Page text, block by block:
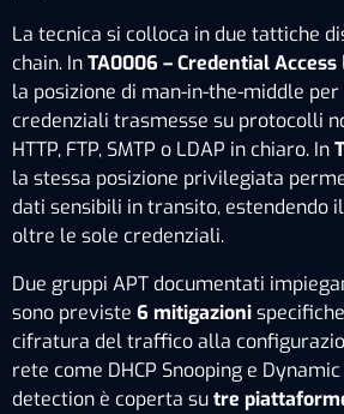
La tecnica si colloca in due tattiche
chain. InTA0006 – Credential Access
la posizione di man-in-the-middle
credenziali trasmesse su protocolli
HTTP, FTP, SMTP o LDAP in chiaro. In
la stessa posizione privilegiata
dati sensibili in transito, estendendo
oltre le sole credenziali.
Due gruppi APT documentati
sono previste 6 mitigazioni
cifratura del traffico alla
rete come DHCP Snooping e
detection è coperta sutre